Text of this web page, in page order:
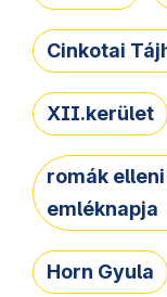
Cinkotai
XII.kerület
romák
emléknapja
Horn Gyula